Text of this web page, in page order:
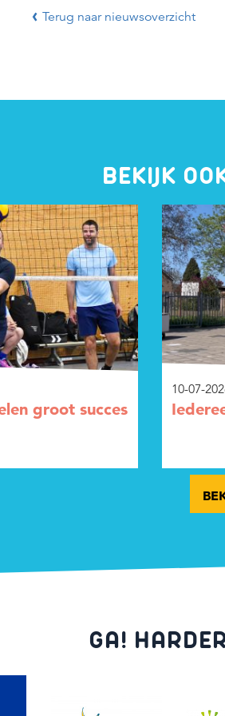
Terug naar nieuwsoverzicht
BEKIJK
groot succes
10-07-
GA!